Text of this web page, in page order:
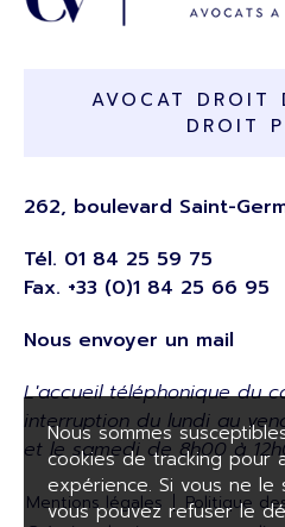
Nous sommes
cookies de tracking pour
expérience. Si vous ne le
vous pouvez refuser le
AVOCAT DROIT
DROIT
262, boulevard Saint-
Tél. 01 84 25 59 75
Fax. +33 (0)1 84 25 66 95
Nous envoyer un mail
L'accueil téléphonique du
interruption du lundi au
et le samedi de 8h00 à
Mentions légales
Politique